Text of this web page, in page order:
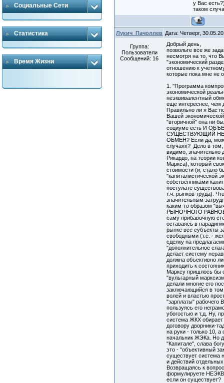
Социальные Сети
Статистика
Время Жизни
у Вас
таком
Лукич_Пачоллев Дата: Четверг,
Группа:
Пользователи
Сообщений: 16
Добрый день,
позвольте все же
несмотря на то, что
"экономический
отношению к
которые пока мне не
1. "Программа
экономической
неэквивалентный
еще интереснее, чем
Правильно ли я Вас
Вашей
"вторичной" она ни
социуме есть И
СУЩЕСТВУЮЩИЙ
ОБМЕН? Если да,
случаях? Дело в
видимо, значительно
Рикардо, на теории
Маркса), который
стоимости (и, стало
"капиталистической
собственниками
постулате
т.ч. рынков труда).
значительным
каким-то образом
РЫНОЧНОГО
саму прибавочную
оставаясь в
рынке все субъекты
свободными (т.е. -
сделку на
"дополнительное
делает систему
должна объективно
приходить к
Марксу пришлось бы
"вульгарный
делали многие его
заключающийся в
волей и властью
"зарплаты"
пользуясь его
убогостью и т.д. Ну,
система ЖКХ обирает
договору дворники-
на руки - только 10, а
начальник ЖЭКа. Но
"Капитале", слава
это - "объективный
существует система
и действий
Возвращаясь к
формулируете
если он существует?